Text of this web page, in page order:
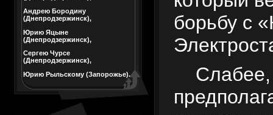
Андрею Бородину
(Днепродзержинск),
Юрию Яцыне
(Днепродзержинск),
Сергею Чурсе
(Днепродзержинск),
Юрию Рыльскому (Запорожье).
борьбу с